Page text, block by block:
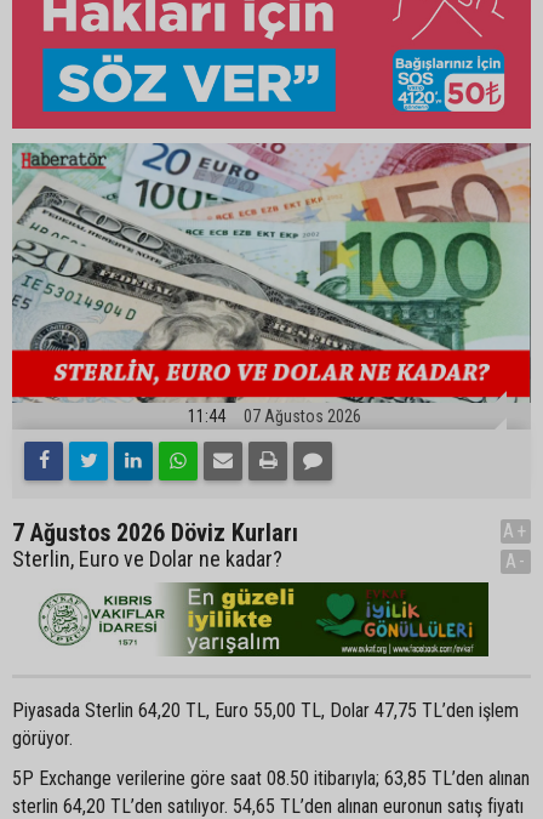
11:44 07 Ağustos 2026
7 Ağustos 2026 Döviz Kurları
Sterlin, Euro ve Dolar ne kadar?
A+
A-
Piyasada Sterlin 64,20 TL, Euro 55,00 TL, Dolar 47,75 TL’den işlem
görüyor.
5P Exchange verilerine göre saat 08.50 itibarıyla; 63,85 TL’den alınan
sterlin 64,20 TL’den satılıyor. 54,65 TL’den alınan euronun satış fiyatı